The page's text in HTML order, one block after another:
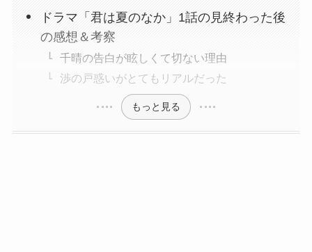
ドラマ「君は夏のなか」1話の見終わった後
の感想＆考察
千晴の告白が眩しくて切ない理由
渉の戸惑いがとてもリアルだった
もっと見る